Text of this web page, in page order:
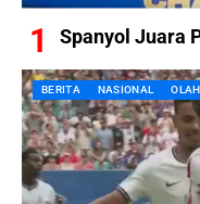
Spanyol Juara
BERITA NASIONAL